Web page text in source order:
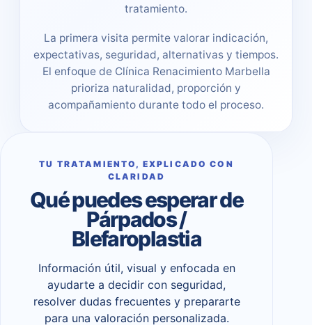
tratamiento.
La primera visita permite valorar indicación,
expectativas, seguridad, alternativas y tiempos.
El enfoque de Clínica Renacimiento Marbella
prioriza naturalidad, proporción y
acompañamiento durante todo el proceso.
TU TRATAMIENTO, EXPLICADO CON
CLARIDAD
Qué puedes esperar de
Párpados /
Blefaroplastia
Información útil, visual y enfocada en
ayudarte a decidir con seguridad,
resolver dudas frecuentes y prepararte
para una valoración personalizada.